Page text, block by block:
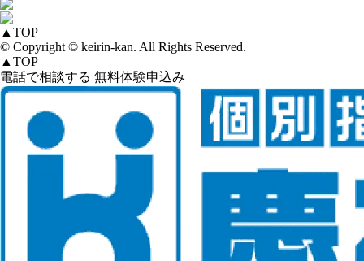
▲ TOP
© Copyright © keirin-kan. All Rights Reserved.
▲ TOP
電話で相談する 無料体験申込み